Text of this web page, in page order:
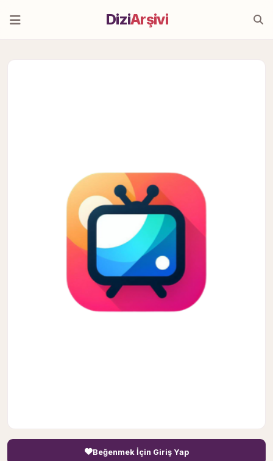
DiziArşivi
Beğenmek İçin Giriş Yap